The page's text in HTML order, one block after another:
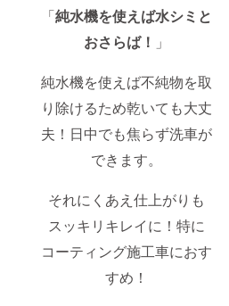
「純水機を使えば水シミと
おさらば！ 」
純水機を使えば不純物を取
り除けるため乾いても大丈
夫！日中でも焦らず洗車が
できます。
それにくあえ仕上がりも
スッキリキレイに！特に
コーティング施工車におす
すめ！